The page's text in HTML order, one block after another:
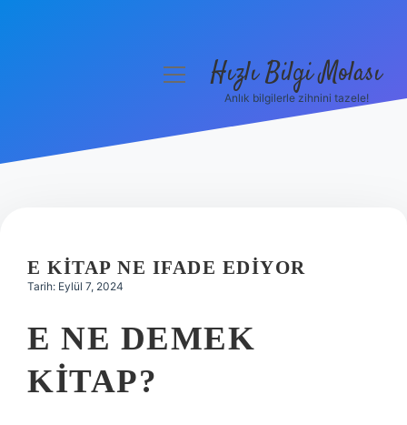
Hakkımızda
menüyüHızlı Bilgi Molası
Anlık bilgilerle zihnini tazele!
E KITAP NE IFADE EDIYOR
Tarih: Eylül 7, 2024
E NE DEMEK
KITAP?